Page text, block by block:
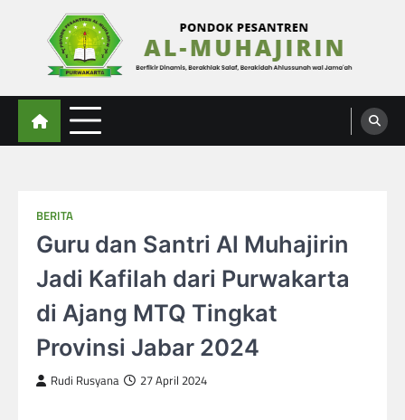
Al-Muhajirin
Berpikir Dinamis – Berakhlak Salaf – Berakidah Ahlussunah wal Jamaah
BERITA
Guru dan Santri Al Muhajirin
Jadi Kafilah dari Purwakarta
di Ajang MTQ Tingkat
Provinsi Jabar 2024
Rudi Rusyana 27 April 2024